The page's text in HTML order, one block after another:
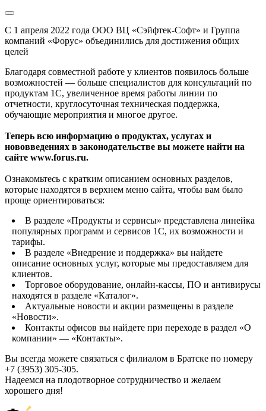
С 1 апреля 2022 года ООО ВЦ «Сэйфтек-Софт» и Группа
компаний «Форус» объединились для достижения общих
целей
Благодаря совместной работе у клиентов появилось больше
возможностей — больше специалистов для консультаций по
продуктам 1С, увеличенное время работы линии по
отчетности, круглосуточная техническая поддержка,
обучающие мероприятия и многое другое.
Теперь всю информацию о продуктах, услугах и
нововведениях в законодательстве вы можете найти на
сайте www.forus.ru.
Ознакомьтесь с кратким описанием основных разделов,
которые находятся в верхнем меню сайта, чтобы вам было
проще ориентироваться:
В разделе «Продукты и сервисы» представлена линейка
популярных программ и сервисов 1С, их возможности и
тарифы.
В разделе «Внедрение и поддержка» вы найдете
описание основных услуг, которые мы предоставляем для
клиентов.
Торговое оборудование, онлайн-кассы, ПО и антивирусы
находятся в разделе «Каталог».
Актуальные новости и акции размещены в разделе
«Новости».
Контакты офисов вы найдете при переходе в раздел «О
компании» — «Контакты».
Вы всегда можете связаться с филиалом в Братске по номеру
+7 (3953) 305-305.
Надеемся на плодотворное сотрудничество и желаем
хорошего дня!